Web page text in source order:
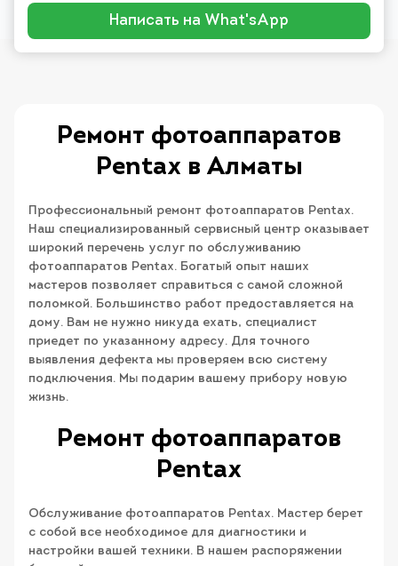
Написать на What'sApp
Ремонт фотоаппаратов
Pentax в Алматы
Профессиональный ремонт фотоаппаратов Pentax.
Наш специализированный сервисный центр оказывает
широкий перечень услуг по обслуживанию
фотоаппаратов Pentax. Богатый опыт наших
мастеров позволяет справиться с самой сложной
поломкой. Большинство работ предоставляется на
дому. Вам не нужно никуда ехать, специалист
приедет по указанному адресу. Для точного
выявления дефекта мы проверяем всю систему
подключения. Мы подарим вашему прибору новую
жизнь.
Ремонт фотоаппаратов
Pentax
Обслуживание фотоаппаратов Pentax. Мастер берет
с собой все необходимое для диагностики и
настройки вашей техники. В нашем распоряжении